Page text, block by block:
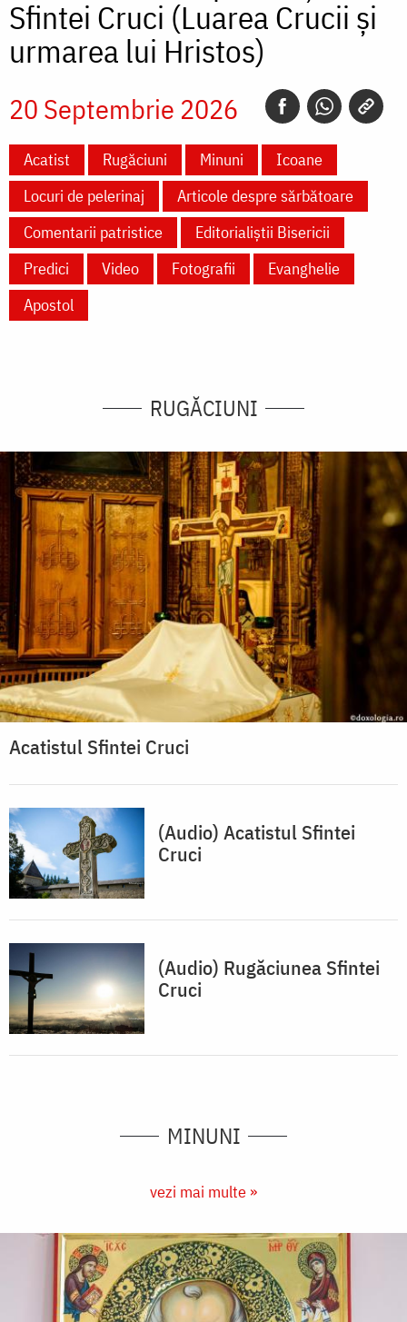
Sfintei Cruci (Luarea Crucii și
urmarea lui Hristos)
20 Septembrie 2026
Acatist Rugăciuni Minuni
Icoane
Locuri de pelerinaj
Articole despre sărbătoare
Comentarii patristice
Editorialiștii Bisericii
Predici
Video Fotografii
Evanghelie
Apostol
RUGĂCIUNI
Acatistul Sfintei Cruci
(Audio) Acatistul Sfintei
Cruci
(Audio) Rugăciunea Sfintei
Cruci
MINUNI
vezi mai multe »